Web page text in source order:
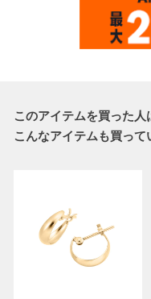
このアイテムを買った人
こんなアイテムも買って